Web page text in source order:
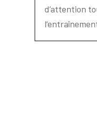
d’attention